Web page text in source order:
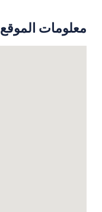
معلومات الموقع